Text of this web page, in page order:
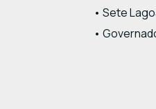
• Sete
•